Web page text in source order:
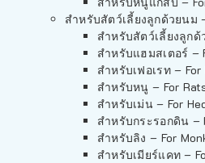
สำหรับสัตว์เลี้ยงลูกด้วยนม
สำหรับสัตว์เลี้ยงลูกด้
สำหรับแฮมสเตอร์ –
สำหรับเฟอเรท – For
สำหรับหนู – For
สำหรับเม่น – For
สำหรับกระรอกดิน –
สำหรับลิง – For
สำหรับเมียร์แคท –